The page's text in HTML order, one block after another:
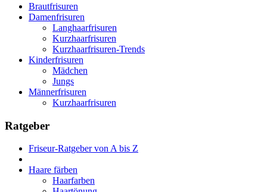
Brautfrisuren
Damenfrisuren
Langhaarfrisuren
Kurzhaarfrisuren
Kurzhaarfrisuren-Trends
Kinderfrisuren
Mädchen
Jungs
Männerfrisuren
Kurzhaarfrisuren
Ratgeber
Friseur-Ratgeber von A bis Z
Haare färben
Haarfarben